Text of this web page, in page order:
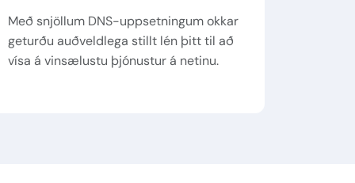
Með snjöllum DNS-uppsetningum okkar
geturðu auðveldlega stillt lén þitt til að
vísa á vinsælustu þjónustur á netinu.